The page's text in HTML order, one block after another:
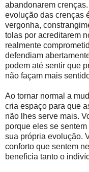
abandonarem
evolução das crenças
vergonha,
tolas por acreditarem
realmente
defendiam
podem até sentir que
não façam mais
Ao tornar normal a
cria espaço para que
não lhes serve mais.
porque eles se
sua própria evolução.
conforto que sentem
beneficia tanto o